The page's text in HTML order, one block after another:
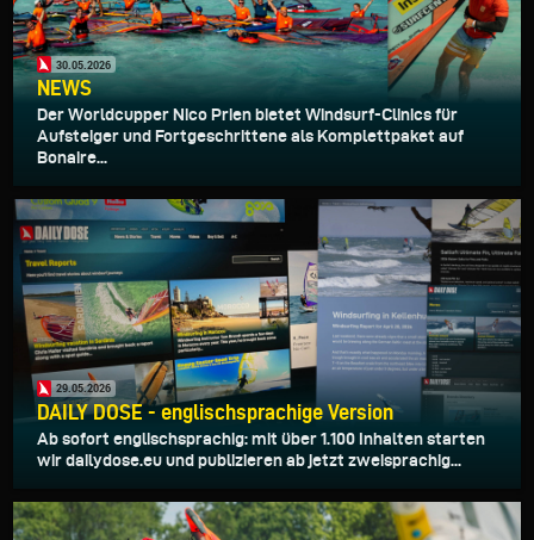
30.05.2026
NEWS
Der Worldcupper Nico Prien bietet Windsurf-Clinics für
Aufsteiger und Fortgeschrittene als Komplettpaket auf
Bonaire...
29.05.2026
DAILY DOSE - englischsprachige Version
Ab sofort englischsprachig: mit über 1.100 Inhalten starten
wir dailydose.eu und publizieren ab jetzt zweisprachig...